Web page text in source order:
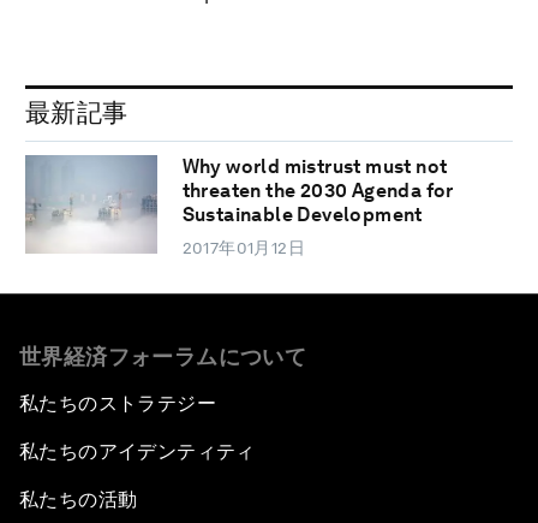
最新記事
Why world mistrust must not
threaten the 2030 Agenda for
Sustainable Development
2017年01月12日
世界経済フォーラムについて
私たちのストラテジー
私たちのアイデンティティ
私たちの活動